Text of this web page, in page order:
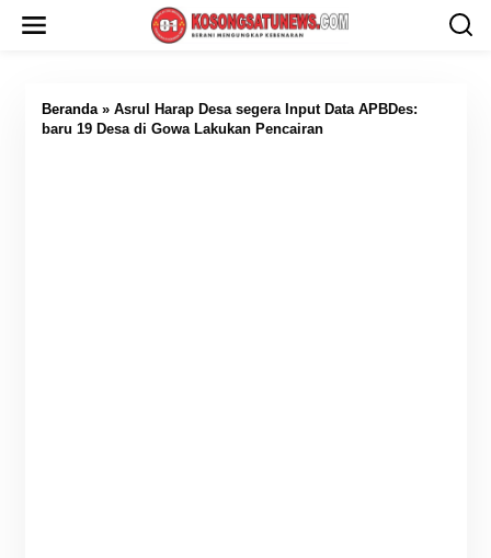
Beranda» Asrul Harap Desa segera Input Data APBDes:
baru 19 Desa di Gowa Lakukan Pencairan